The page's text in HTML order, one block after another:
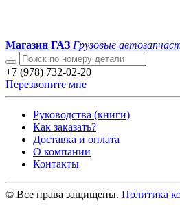
Магазин ГАЗ Грузовые
+7 (978) 732-02-20
Перезвоните мне
Руководства (книги)
Как заказать?
Доставка и оплата
О компании
Контакты
© Все права защищены. Политика